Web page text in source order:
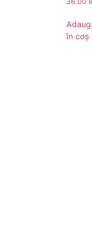
în coș